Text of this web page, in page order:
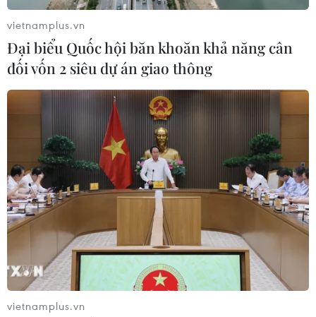
vietnamplus.vn
Đại biểu Quốc hội băn khoăn khả năng cân
đối vốn 2 siêu dự án giao thông
vietnamplus.vn